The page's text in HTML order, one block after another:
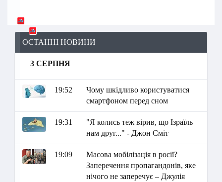
ОСТАННІ НОВИНИ
3 СЕРПНЯ
19:52
Чому шкідливо користуватися
смартфоном перед сном
19:31
"Я колись теж вірив, що Ізраїль
нам друг..." - Джон Сміт
19:09
Масова мобілізація в росії?
Заперечення пропагандонів, яке
нічого не заперечує – Джулія